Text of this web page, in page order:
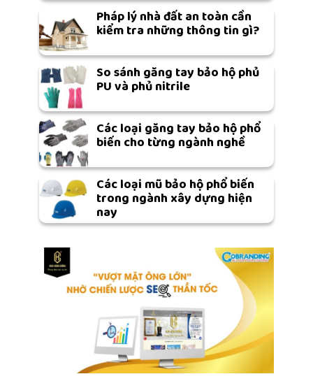
Pháp lý nhà đất an toàn cần
kiểm tra những thông tin gì?
So sánh găng tay bảo hộ phủ
PU và phủ nitrile
Các loại găng tay bảo hộ phổ
biến cho từng ngành nghề
Các loại mũ bảo hộ phổ biến
trong ngành xây dựng hiện
nay